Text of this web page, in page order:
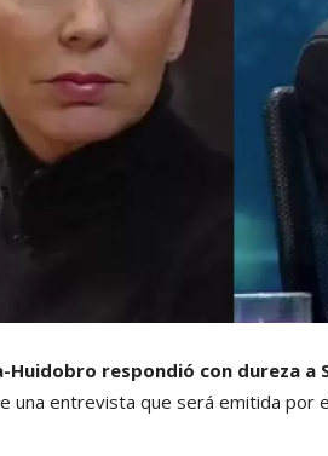
Huidobro respondió con dureza a
una entrevista que será emitida por